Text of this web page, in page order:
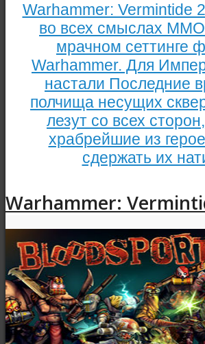
Warhammer: Vermintide
во всех смыслах
мрачном сеттинге
Warhammer. Для
настали Последние
полчища несущих
лезут со всех
храбрейшие из
сдержать их
Warhammer: